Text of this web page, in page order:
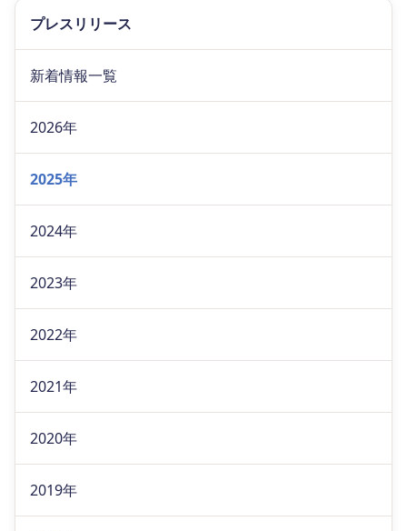
プレスリリース
新着情報一覧
2026年
2025年
2024年
2023年
2022年
2021年
2020年
2019年